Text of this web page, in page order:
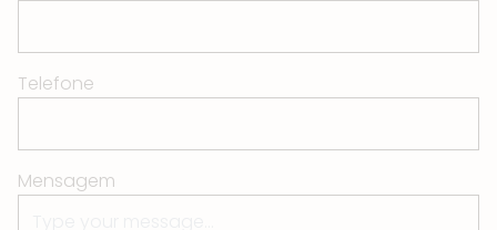
Telefone
Mensagem